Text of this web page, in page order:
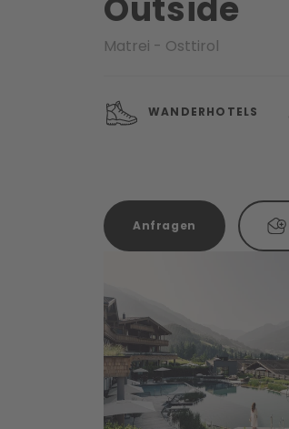
Outside
Matrei - Osttirol
WANDERHOTELS
Anfragen